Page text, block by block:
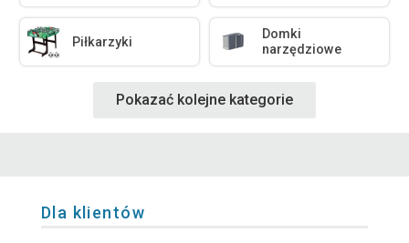
Piłkarzyki
Domki
narzędziowe
Pokazać kolejne kategorie
Dla klientów